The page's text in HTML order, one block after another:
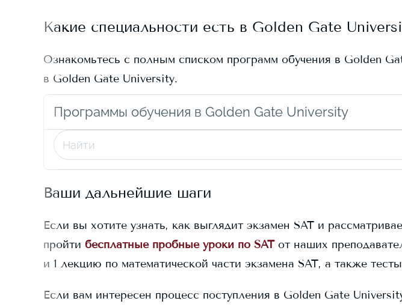
Какие специальности есть в Golden Gate
Ознакомьтесь с полным списком программ обучения в Golden
в Golden Gate University.
Программы обучения в Golden Gate University
Ваши дальнейшие шаги
Если вы хотите узнать, как выглядит экзамен SAT и
пройти бесплатные пробные уроки по SAT от наших
и 1 лекцию по математической части экзамена SAT, а также
Если вам интересен процесс поступления в Golden Gate